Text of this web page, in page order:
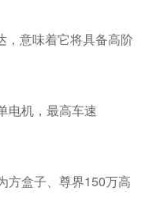
，意味着它将具备高阶
电机，最高车速